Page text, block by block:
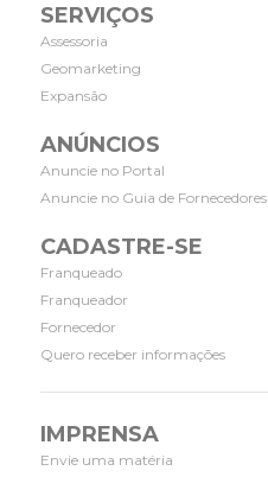
SERVIÇOS
Assessoria
Geomarketing
Expansão
ANÚNCIOS
Anuncie no Portal
Anuncie no Guia de Fornecedores
CADASTRE-SE
Franqueado
Franqueador
Fornecedor
Quero receber informações
IMPRENSA
Envie uma matéria